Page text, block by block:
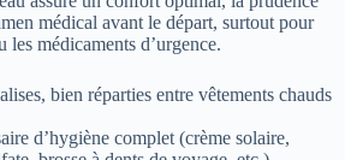
médical avant le départ, surtout pour
les médicaments d’urgence.
bien réparties entre vêtements chauds
d’hygiène complet (crème solaire,